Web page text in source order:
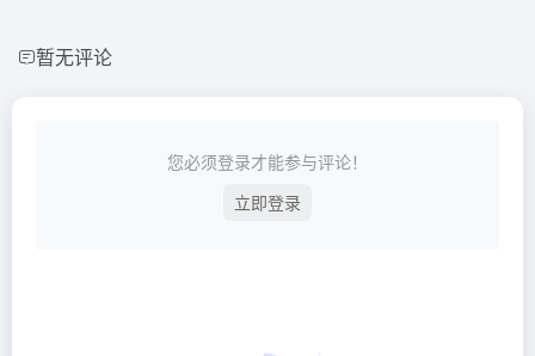
暂无评论
您必须登录才能参与评论！
立即登录